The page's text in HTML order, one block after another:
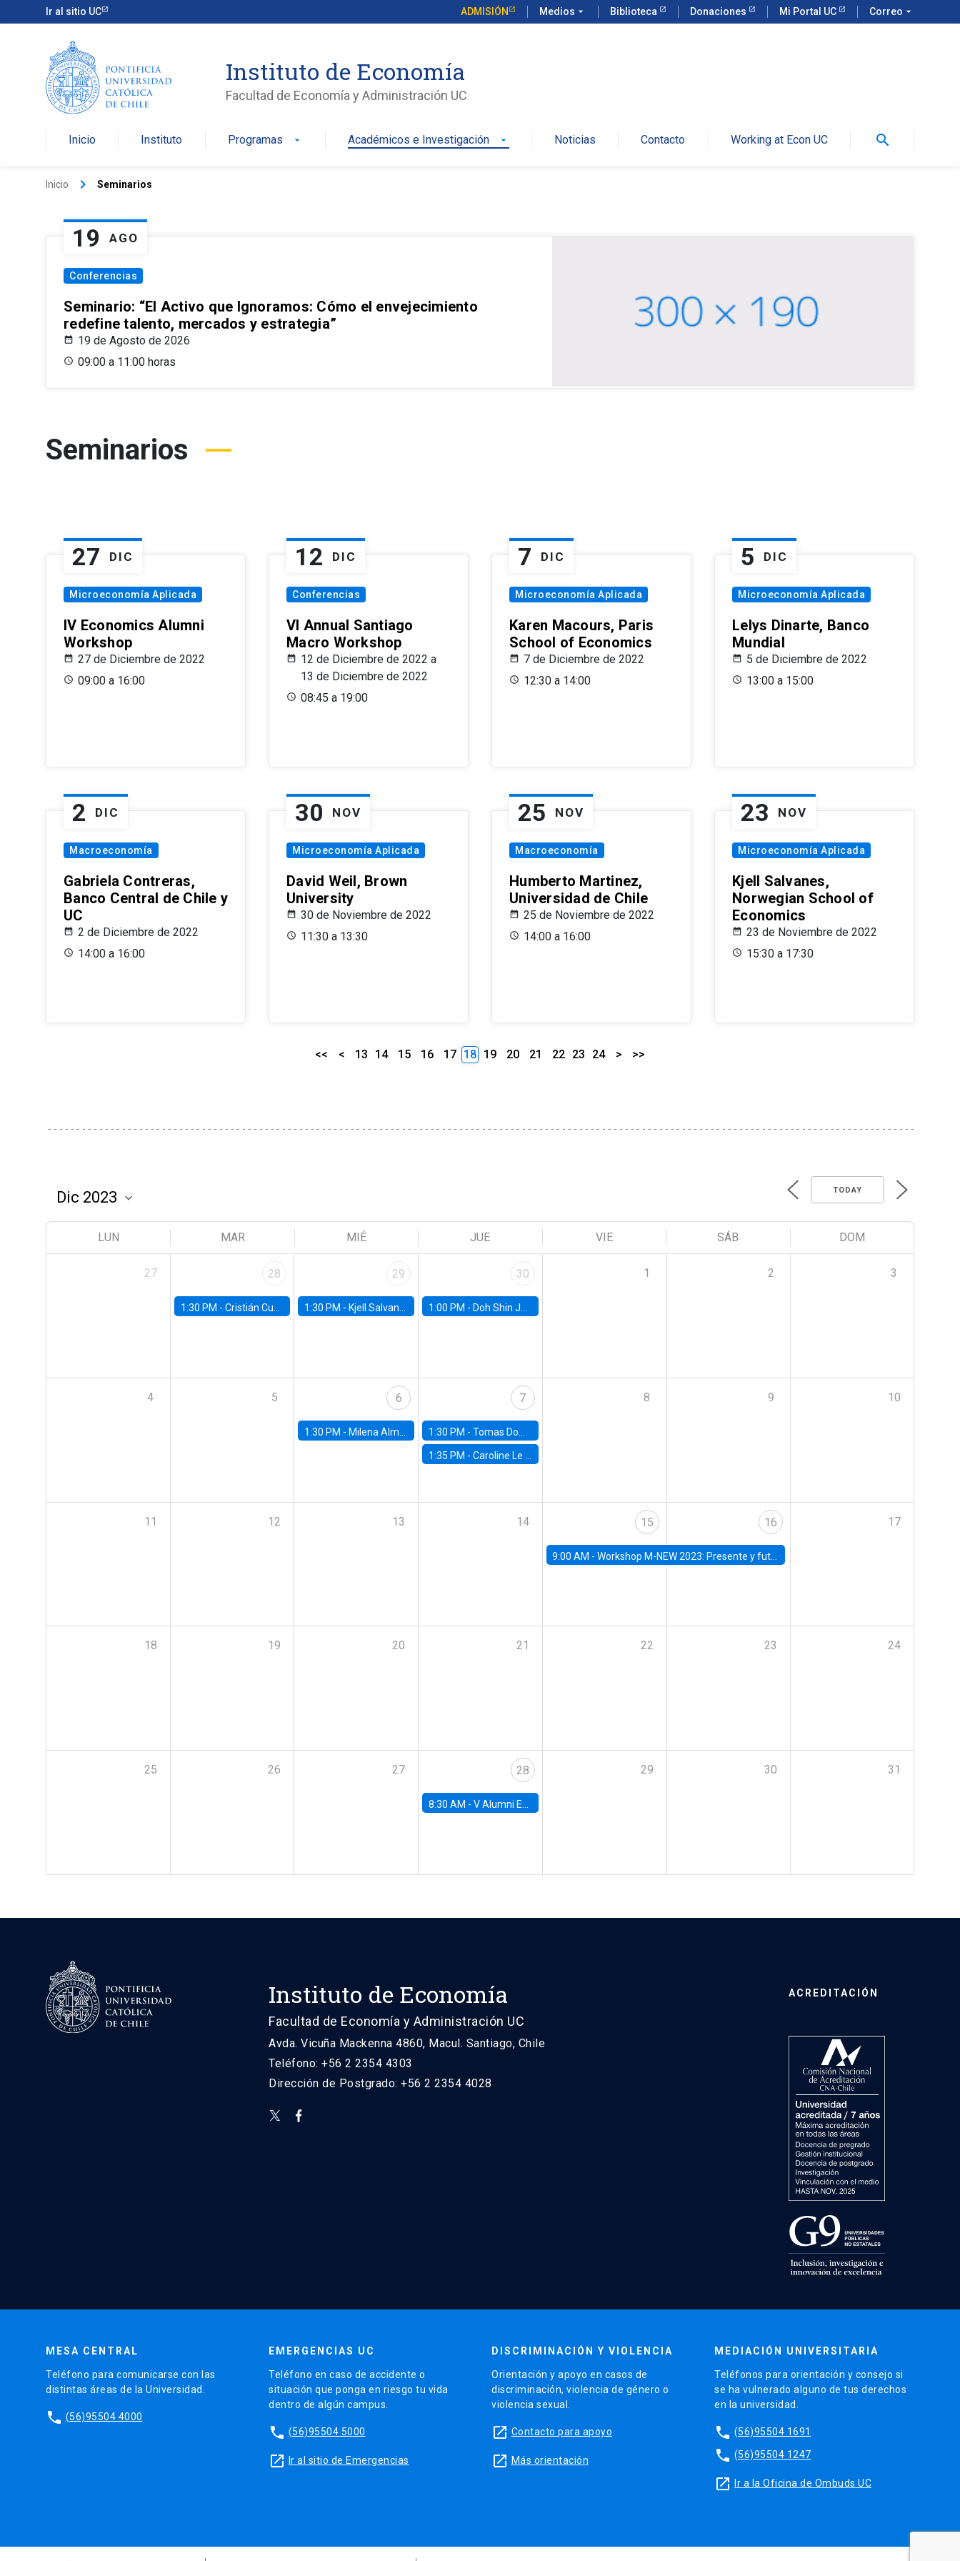
Ir al sitio UC ADMISIÓN Medios arrow_drop_down Biblioteca Donaciones Mi Portal UC Correo arrow_drop_down
Instituto de Economía
Facultad de Economía y Administración UC
Inicio Instituto Programas arrow_drop_down Académicos e Investigación arrow_drop_down Noticias Contacto Working at Econ UC search
Inicio keyboard_arrow_right Seminarios
19 AGO
Conferencias
Seminario: “El Activo que Ignoramos: Cómo el envejecimiento
redefine talento, mercados y estrategia”
19 de Agosto de 2026
09:00 a 11:00 horas
Seminarios
27 DIC
Microeconomía Aplicada
IV Economics Alumni
Workshop
27 de Diciembre de 2022
09:00 a 16:00
12 DIC
Conferencias
VI Annual Santiago
Macro Workshop
12 de Diciembre de 2022 a
13 de Diciembre de 2022
08:45 a 19:00
7 DIC
Microeconomía Aplicada
Karen Macours, Paris
School of Economics
7 de Diciembre de 2022
12:30 a 14:00
5 DIC
Microeconomía Aplicada
Lelys Dinarte, Banco
Mundial
5 de Diciembre de 2022
13:00 a 15:00
2 DIC
Macroeconomía
Gabriela Contreras,
Banco Central de Chile y
UC
2 de Diciembre de 2022
14:00 a 16:00
30 NOV
Microeconomía Aplicada
David Weil, Brown
University
30 de Noviembre de 2022
11:30 a 13:30
25 NOV
Macroeconomía
Humberto Martinez,
Universidad de Chile
25 de Noviembre de 2022
14:00 a 16:00
23 NOV
Microeconomía Aplicada
Kjell Salvanes,
Norwegian School of
Economics
23 de Noviembre de 2022
15:30 a 17:30
<< < 13 14 15 16 17 18 19 20 21 22 23 24 > >>
TODAY
LUN MAR MIÉ JUE VIE SÁB DOM
27 28
1:30 PM - Cristián Cuevas, Universidad de Los Andes
29
1:30 PM - Kjell Salvanes, Norwegian School of Economics
30
1:00 PM - Doh Shin Jeon, Toulouse School of Economics
1 2 3
4 5 6
1:30 PM - Milena Almagro, University of ChicagoChicago Booth School of Business
7
1:30 PM -Tomas Dominguez-Iino, Chicago Booth School of Business
1:35 PM -Caroline Le Pennec, HEC Montréal
8 9 10
11 12 13 14 15
9:00 AM - Workshop M-NEW 2023: Presente y futuro del trabajo y el rol de las nuevas tecnologías
16 17
18 19 20 21 22 23 24
25 26 27 28
8:30 AM -V Alumni Economics Workshop
29 30 31
Instituto de Economía
Facultad de Economía y Administración UC
Avda. Vicuña Mackenna 4860, Macul. Santiago, Chile
Teléfono: +56 2 2354 4303
Dirección de Postgrado: +56 2 2354 4028
ACREDITACIÓN
MESA CENTRAL
Teléfono para comunicarse con las
distintas áreas de la Universidad.
phone (56)95504 4000
EMERGENCIAS UC
Teléfono en caso de accidente o
situación que ponga en riesgo tu vida
dentro de algún campus.
phone (56)95504 5000
launch Ir al sitio de Emergencias
DISCRIMINACIÓN Y VIOLENCIA
Orientación y apoyo en casos de
discriminación, violencia de género o
violencia sexual.
launch Contacto para apoyo
launch Más orientación
MEDIACIÓN UNIVERSITARIA
Teléfonos para orientación y consejo si
se ha vulnerado alguno de tus derechos
en la universidad.
phone (56)95504 1691
phone (56)95504 1247
launch Ir a la Oficina de Ombuds UC